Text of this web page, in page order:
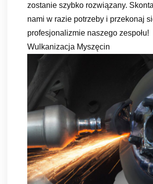
zostanie szybko rozwiązany.
nami w razie potrzeby i przekonaj
profesjonalizmie naszego zespołu!
Wulkanizacja Myszęcin